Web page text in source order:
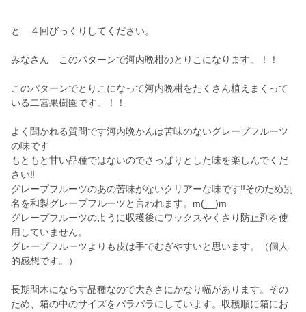
と ４回びっくりしてください。
みなさん このパターンで河内晩柑のとりこになります。！！
このパターンでとりこになって河内晩柑をたくさん植えまくって
いる二宮果樹園です。！！
よく聞かれる質問です河内晩かんは苦味のないグレープフルーツ
の味です
もともと甘い品種ではないのでさっぱりとした味を楽しんでくだ
さい‼️
グレープフルーツのあの苦味がないクリアーな味です‼️そのため別
名を和製グレープフルーツと言われます。m(__)m
グレープフルーツのように収穫後にワックスやくさり防止剤を使
用していません。
グレープフルーツよりも皮は手でむぎやすいと思います。（個人
的感想です。）
長期間木にならす品種なので大きさにかなり幅があります。その
ため、箱の中のサイズをバラバラにしています。収穫順に箱にお